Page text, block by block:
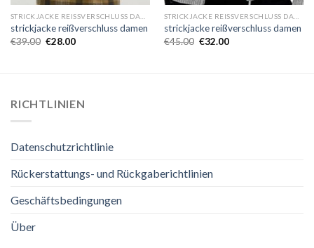
strickjacke reißverschluss damen
€39.00 €28.00
strickjacke reißverschluss damen
€45.00 €32.00
RICHTLINIEN
Datenschutzrichtlinie
Rückerstattungs- und Rückgaberichtlinien
Geschäftsbedingungen
Über